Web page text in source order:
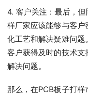
4. 客户关注：最后，
样厂家应该能够与客
化工艺和解决疑难问
客户获得及时的技术
解决问题。
那么，在PCB板子打